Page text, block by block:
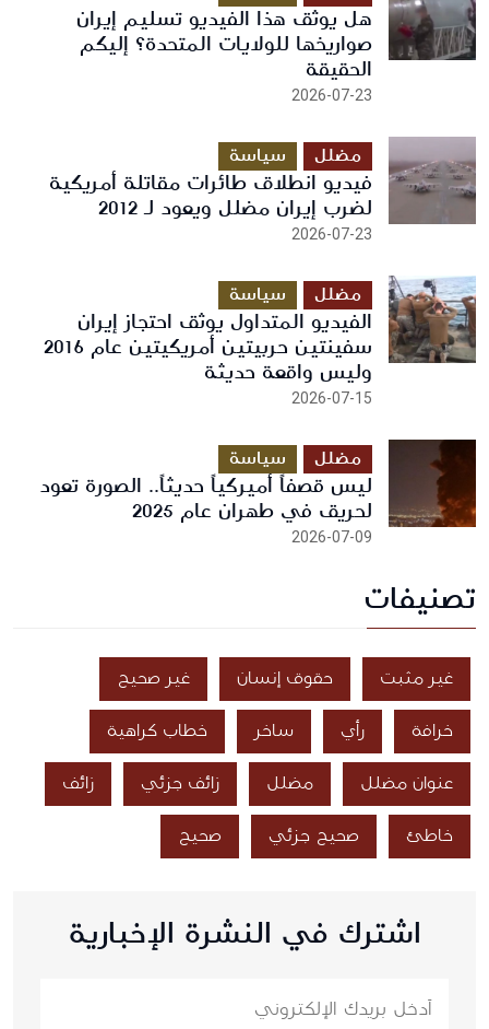
هل يوثق هذا الفيديو تسليم إيران
صواريخها للولايات المتحدة؟ إليكم
الحقيقة
2026-07-23
مضلل سياسة
فيديو انطلاق طائرات مقاتلة أمريكية
لضرب إيران مضلل ويعود لـ 2012
2026-07-23
مضلل سياسة
الفيديو المتداول يوثق احتجاز إيران
سفينتين حربيتين أمريكيتين عام 2016
وليس واقعة حديثة
2026-07-15
مضلل سياسة
ليس قصفاً أميركياً حديثاً.. الصورة تعود
لحريق في طهران عام 2025
2026-07-09
تصنيفات
غير مثبت حقوق إنسان غير صحيح
خرافة رأي ساخر خطاب كراهية
عنوان مضلل مضلل زائف جزئي زائف
خاطئ صحيح جزئي صحيح
اشترك في النشرة الإخبارية